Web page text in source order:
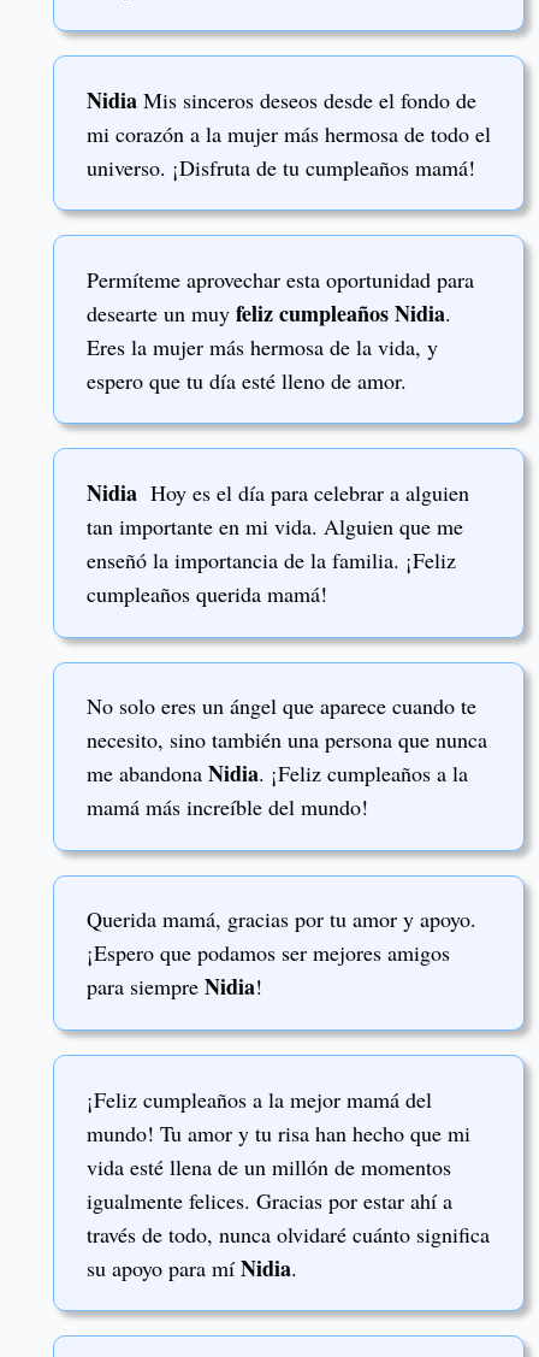
Nidia Mis sinceros deseos desde el fondo de
mi corazón a la mujer más hermosa de todo el
universo. ¡Disfruta de tu cumpleaños mamá!
Permíteme aprovechar esta oportunidad para
desearte un muy feliz cumpleaños Nidia.
Eres la mujer más hermosa de la vida, y
espero que tu día esté lleno de amor.
Nidia Hoy es el día para celebrar a alguien
tan importante en mi vida. Alguien que me
enseñó la importancia de la familia. ¡Feliz
cumpleaños querida mamá!
No solo eres un ángel que aparece cuando te
necesito, sino también una persona que nunca
me abandona Nidia. ¡Feliz cumpleaños a la
mamá más increíble del mundo!
Querida mamá, gracias por tu amor y apoyo.
¡Espero que podamos ser mejores amigos
para siempre Nidia!
¡Feliz cumpleaños a la mejor mamá del
mundo! Tu amor y tu risa han hecho que mi
vida esté llena de un millón de momentos
igualmente felices. Gracias por estar ahí a
través de todo, nunca olvidaré cuánto significa
su apoyo para mí Nidia.